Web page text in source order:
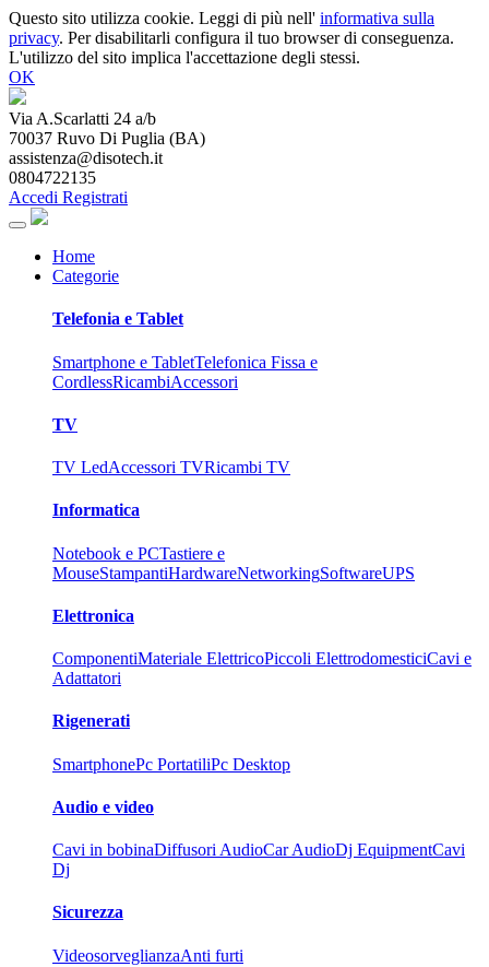
Questo sito utilizza cookie. Leggi di più nell' informativa sulla
privacy. Per disabilitarli configura il tuo browser di conseguenza.
L'utilizzo del sito implica l'accettazione degli stessi.
OK
Via A.Scarlatti 24 a/b
70037 Ruvo Di Puglia (BA)
assistenza@disotech.it
0804722135
Accedi Registrati
Home
Categorie
Telefonia e Tablet
Smartphone e TabletTelefonica Fissa e
CordlessRicambiAccessori
TV
TV LedAccessori TVRicambi TV
Informatica
Notebook e PCTastiere e
MouseStampantiHardwareNetworkingSoftwareUPS
Elettronica
ComponentiMateriale ElettricoPiccoli ElettrodomesticiCavi e
Adattatori
Rigenerati
SmartphonePc PortatiliPc Desktop
Audio e video
Cavi in bobinaDiffusori AudioCar AudioDj EquipmentCavi
Dj
Sicurezza
VideosorveglianzaAnti furti